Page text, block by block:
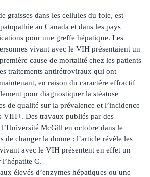
graisses dans les cellules du foie, est
au Canada et dans les pays
pour une greffe hépatique. Les
vivant avec le VIH présentaient un
cause de mortalité chez les patients
traitements antirétroviraux qui ont
en raison du caractère effractif
pour diagnostiquer la stéatose
de qualité sur la prévalence et l’incidence
VIH+. Des travaux publiés par des
McGill en octobre dans le
de changer la donne : l’article révèle les
avec le VIH présentent en effet un
C.
élevés d’enzymes hépatiques ou une